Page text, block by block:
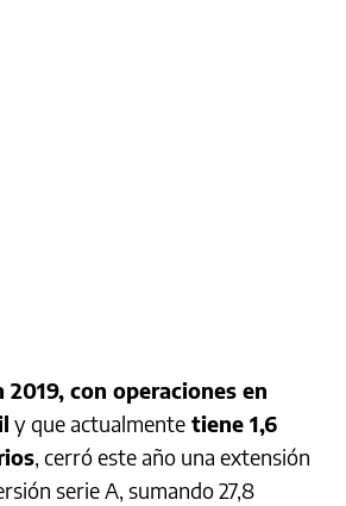
2019, con operaciones en
y que actualmente tiene 1,6
, cerró este año una extensión
serie A, sumando 27,8